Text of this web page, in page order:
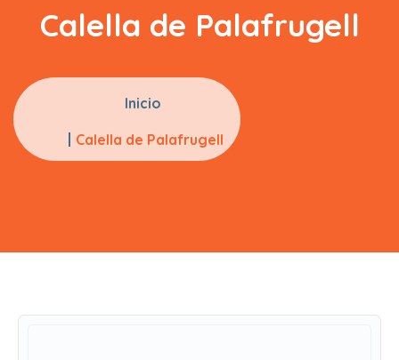
Calella de Palafrugell
Inicio
Calella de Palafrugell